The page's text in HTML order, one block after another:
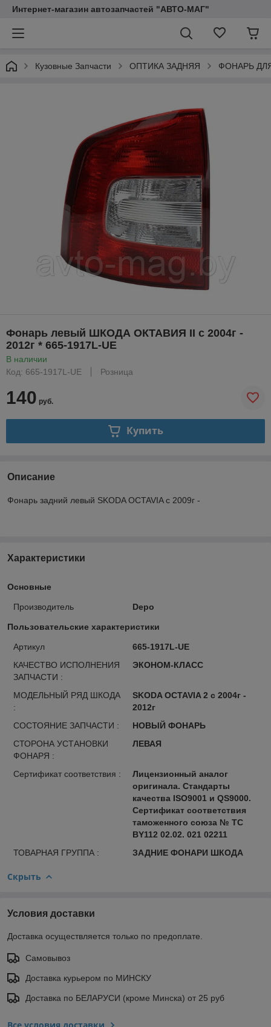
Интернет-магазин автозапчастей "АВТО-МАГ"
Кузовные Запчасти ОПТИКА ЗАДНЯЯ ФОНАРЬ
Фонарь левый ШКОДА ОКТАВИЯ II с 2004г -
2012г * 665-1917L-UE
В наличии
Код: 665-1917L-UE
Розница
140 руб.
Купить
Описание
Фонарь задний левый SKODA OCTAVIA с 2009г -
Характеристики
Основные
Производитель Depo
Пользовательские характеристики
Артикул
665-1917L-UE
КАЧЕСТВО ИСПОЛНЕНИЯ
ЗАПЧАСТИ :
ЭКОНОМ-КЛАСС
МОДЕЛЬНЫЙ РЯД ШКОДА
:
SKODA OCTAVIA 2 с 2004г -
2012г
СОСТОЯНИЕ ЗАПЧАСТИ :
НОВЫЙ ФОНАРЬ
СТОРОНА УСТАНОВКИ
ФОНАРЯ :
ЛЕВАЯ
Сертификат соответствия :
Лицензионный аналог
оригинала. Стандарты
качества ISO9001 и QS9000.
Сертификат соответствия
таможенного союза № ТС
BY112 02.02. 021 02211
ТОВАРНАЯ ГРУППА :
ЗАДНИЕ ФОНАРИ ШКОДА
Скрыть
Условия доставки
Доставка осуществляется только по предоплате.
Самовывоз
Доставка курьером по МИНСКУ
Доставка по БЕЛАРУСИ (кроме Минска) от 25 руб